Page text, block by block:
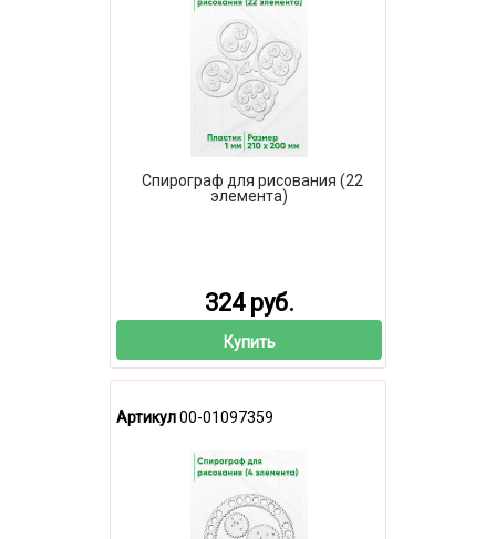
Спирограф для рисования (22
элемента)
324 руб.
Купить
Артикул00-01097359